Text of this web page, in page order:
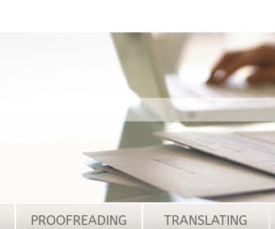
PROOFREADING TRANSLATING